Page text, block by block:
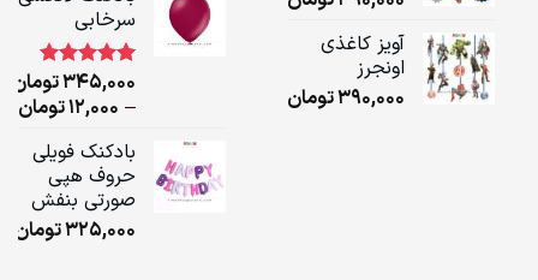
آویز کاغذی
اونجرز
390,000تومان
سرخابی
امتیاز5.00
1
مشتری
345,000تومان
–
12,000تومان
بادکنک فویلی
حروف هپی
صورتی بنفش
325,000تومان